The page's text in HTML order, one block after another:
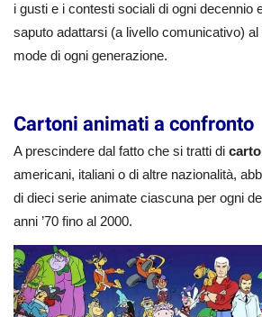
i gusti e i contesti sociali di ogni decennio
saputo adattarsi (a livello comunicativo) al
mode di ogni generazione.
Cartoni animati a confronto
A prescindere dal fatto che si tratti di
americani, italiani o di altre nazionalità,
di dieci serie animate ciascuna per ogni
anni ’70 fino al 2000.